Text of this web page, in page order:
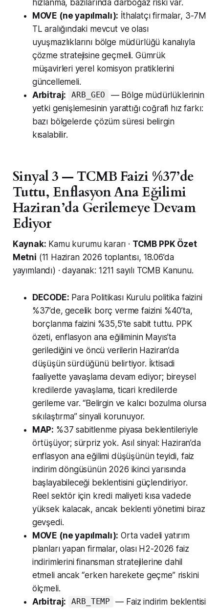
hızlanma, bazılarında darboğaz riski var.
MOVE (ne yapılmalı): İthalatçı firmalar, 3-7M
TL aralığındaki mevcut ve olası
uyuşmazlıklarını bölge müdürlüğü kanalıyla
çözme stratejisine geçmeli. Gümrük
müşavirleri yerel komisyon pratiklerini
güncellemeli.
Arbitraj:
ARB_GEO
— Bölge müdürlüklerinin
yetki genişlemesinin yarattığı coğrafi hız farkı:
bazı bölgelerde çözüm süresi belirgin
kısalabilir.
Sinyal 3 — TCMB Faizi %37’de
Tuttu, Enflasyon Ana Eğilimi
Haziran’da Gerilemeye Devam
Ediyor
Kaynak: Kamu kurumu kararı · TCMB PPK Özet
Metni (11 Haziran 2026 toplantısı, 18.06’da
yayımlandı) · dayanak: 1211 sayılı TCMB Kanunu.
DECODE: Para Politikası Kurulu politika faizini
%37’de, gecelik borç verme faizini %40’ta,
borçlanma faizini %35,5’te sabit tuttu. PPK
özeti, enflasyon ana eğiliminin Mayıs’ta
gerilediğini ve öncü verilerin Haziran’da
düşüşün sürdüğünü belirtiyor. İktisadi
faaliyette yavaşlama devam ediyor; bireysel
kredilerde yavaşlama, ticari kredilerde
gerileme var. “Belirgin ve kalıcı bozulma olursa
sıkılaştırma” sinyali korunuyor.
MAP: %37 sabitlenme piyasa beklentileriyle
örtüşüyor; sürpriz yok. Asıl sinyal: Haziran’da
enflasyon ana eğilimi düşüşünün teyidi, faiz
indirim döngüsünün 2026 ikinci yarısında
başlayabileceği beklentisini güçlendiriyor.
Reel sektör için kredi maliyeti kısa vadede
yüksek kalacak, ancak beklenti yönetimi biraz
gevşedi.
MOVE (ne yapılmalı): Orta vadeli yatırım
planları yapan firmalar, olası H2-2026 faiz
indirimlerini finansman stratejilerine dahil
etmeli ancak “erken harekete geçme” riskini
ölçmeli.
Arbitraj:
ARB_TEMP
— Faiz indirim beklentisi